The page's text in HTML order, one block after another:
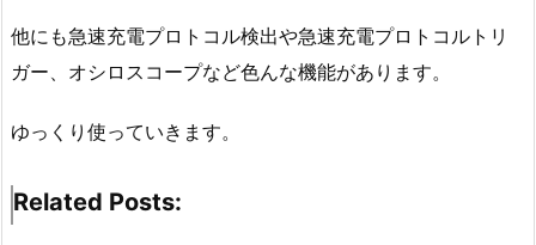
他にも急速充電プロトコル検出や急速充電プロトコルトリ
ガー、オシロスコープなど色んな機能があります。
ゆっくり使っていきます。
Related Posts: